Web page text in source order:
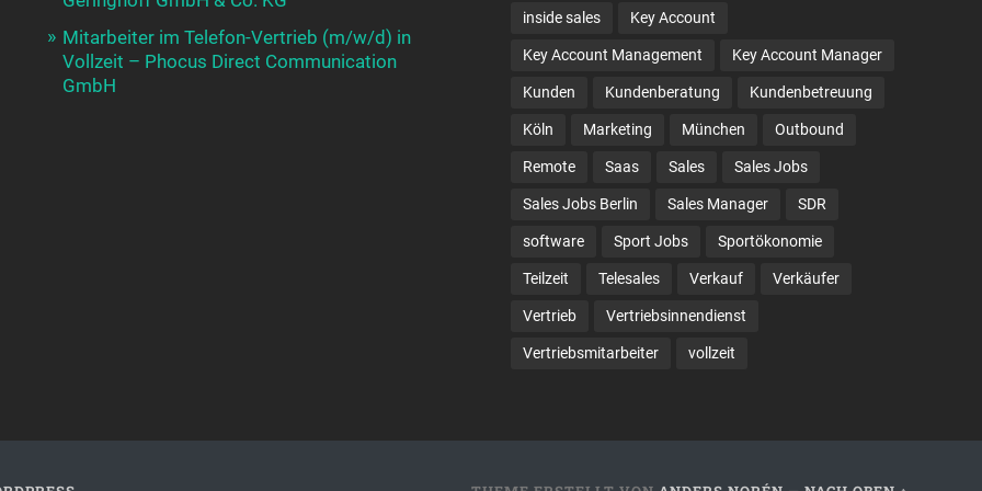
Mitarbeiter im Telefon-Vertrieb (m/w/d) in
Vollzeit – Phocus Direct Communication
GmbH
inside sales Key Account
Key Account Management Key Account Manager
Kunden Kundenberatung Kundenbetreuung
Köln Marketing München Outbound
Remote Saas Sales Sales Jobs
Sales Jobs Berlin Sales Manager SDR
software Sport Jobs Sportökonomie
Teilzeit Telesales Verkauf Verkäufer
Vertrieb Vertriebsinnendienst
Vertriebsmitarbeiter vollzeit